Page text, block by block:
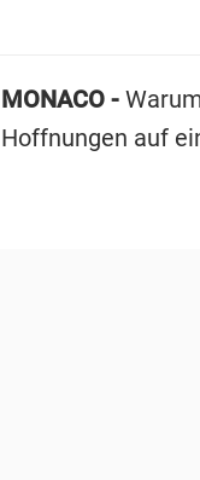
MONACO -
Hoffnungen auf